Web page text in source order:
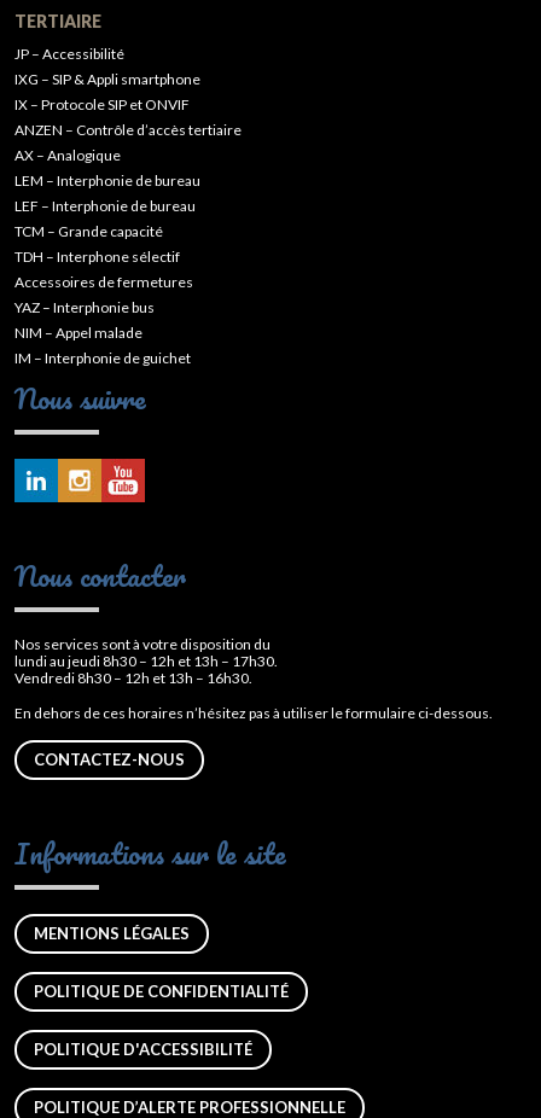
TERTIAIRE
JP – Accessibilité
IXG – SIP & Appli smartphone
IX – Protocole SIP et ONVIF
ANZEN – Contrôle d’accès tertiaire
AX – Analogique
LEM – Interphonie de bureau
LEF – Interphonie de bureau
TCM – Grande capacité
TDH – Interphone sélectif
Accessoires de fermetures
YAZ – Interphonie bus
NIM – Appel malade
IM – Interphonie de guichet
Nous suivre
Nous contacter
Nos services sont à votre disposition du
lundi au jeudi 8h30 – 12h et 13h – 17h30.
Vendredi 8h30 – 12h et 13h – 16h30.
En dehors de ces horaires n’hésitez pas à utiliser le formulaire ci-dessous.
CONTACTEZ-NOUS
Informations sur le site
MENTIONS LÉGALES
POLITIQUE DE CONFIDENTIALITÉ
POLITIQUE D'ACCESSIBILITÉ
POLITIQUE D’ALERTE PROFESSIONNELLE